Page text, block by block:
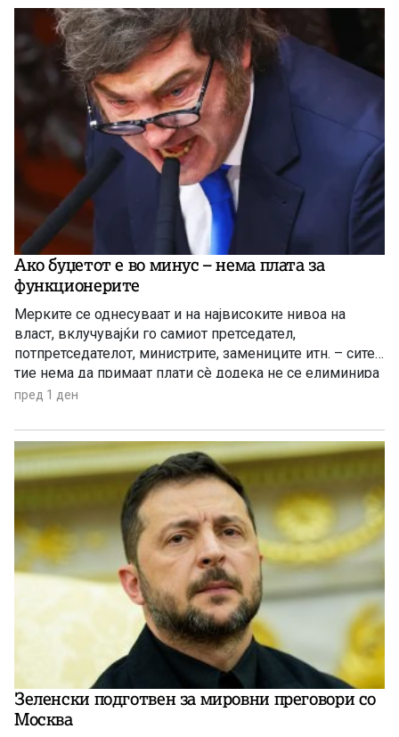
Ако буџетот е во минус – нема плата за
функционерите
Мерките се однесуваат и на највисоките нивоа на
власт, вклучувајќи го самиот претседател,
потпретседателот, министрите, замениците итн. – сите
тие нема да примаат плати сè додека не се елиминира
буџетскиот дефицит
пред 1 ден
Зеленски подготвен за мировни преговори со
Москва